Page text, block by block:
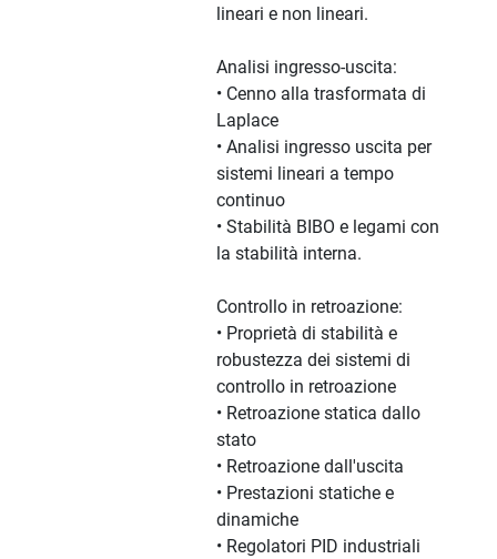
lineari e non lineari.
Analisi ingresso-uscita:
• Cenno alla trasformata di
Laplace
• Analisi ingresso uscita per
sistemi lineari a tempo
continuo
• Stabilità BIBO e legami con
la stabilità interna.
Controllo in retroazione:
• Proprietà di stabilità e
robustezza dei sistemi di
controllo in retroazione
• Retroazione statica dallo
stato
• Retroazione dall'uscita
• Prestazioni statiche e
dinamiche
• Regolatori PID industriali